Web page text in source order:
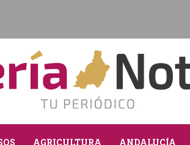
AGRICULTURA ANDALUCÍA